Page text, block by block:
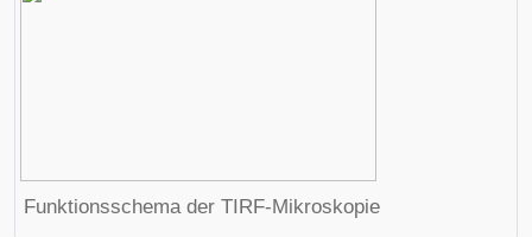
Funktionsschema der TIRF-Mikroskopie